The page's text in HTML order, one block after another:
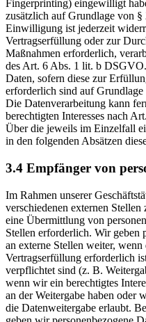
Fingerprinting) eingewilligt
zusätzlich auf Grundlage von
Einwilligung ist jederzeit
Vertragserfüllung oder zur
Maßnahmen erforderlich,
des Art. 6 Abs. 1 lit. b
Daten, sofern diese zur
erforderlich sind auf
Die Datenverarbeitung kann
berechtigten Interesses nach
Über die jeweils im Einzelfall
in den folgenden Absätzen
3.4 Empfänger von
Im Rahmen unserer
verschiedenen externen
eine Übermittlung von
Stellen erforderlich. Wir geben
an externe Stellen weiter,
Vertragserfüllung erforderlich
verpflichtet sind (z. B.
wenn wir ein berechtigtes
an der Weitergabe haben oder
die Datenweitergabe erlaubt.